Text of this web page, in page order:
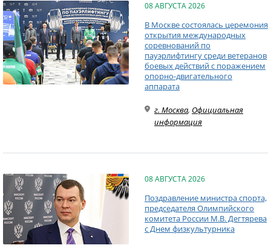
08 АВГУСТА 2026
В Москве состоялась церемония
открытия международных
соревнований по
пауэрлифтингу среди ветеранов
боевых действий с поражением
опорно-двигательного
аппарата
г. Москва, Официальная
информация
08 АВГУСТА 2026
Поздравление министра спорта,
председателя Олимпийского
комитета России М.В. Дегтярева
с Днем физкультурника